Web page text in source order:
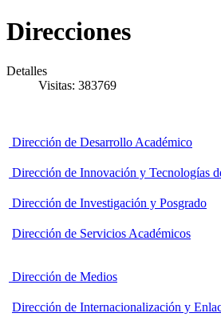
Direcciones
Detalles
Visitas: 383769
Dirección de Desarrollo Académico
Dirección de Innovación y Tecnologías
Dirección de Investigación y Posgrado
Dirección de Servicios Académicos
Dirección de Medios
Dirección de Internacionalización y